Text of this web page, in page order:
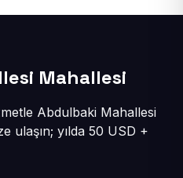
Mahallesi
Abdulbaki Mahallesi
ulaşın; yılda 50 USD +